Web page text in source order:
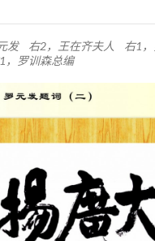
发 右2，王在齐夫人 右1，
罗训森总编